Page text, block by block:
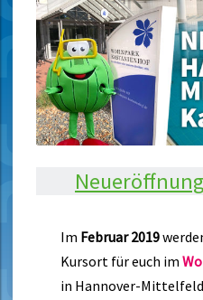
Im Februar 2019
Kursort für euch im
in Hannover-